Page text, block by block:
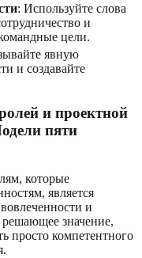
: Используйте слова
и
цели.
явную
и создавайте
и проектной
пяти
которые
является
и
значение,
просто компетентного